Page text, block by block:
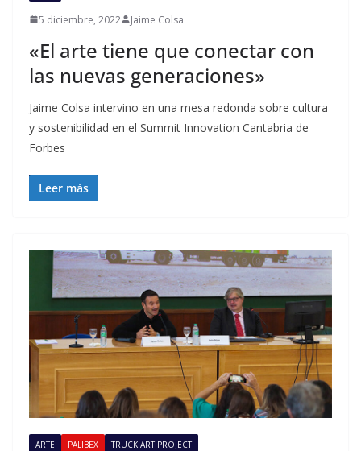
5 diciembre, 2022 Jaime Colsa
«El arte tiene que conectar con
las nuevas generaciones»
Jaime Colsa intervino en una mesa redonda sobre cultura
y sostenibilidad en el Summit Innovation Cantabria de
Forbes
Leer más
ARTE PALIBEX TRUCK ART PROJECT